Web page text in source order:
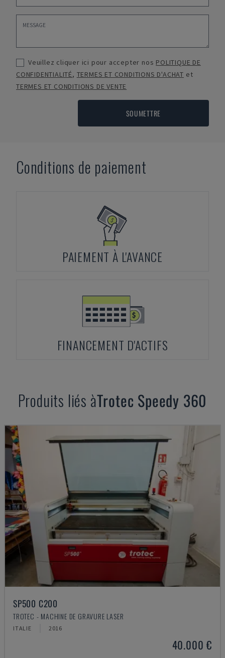
Veuillez cliquer ici pour accepter nos POLITIQUE DE
CONFIDENTIALITÉ, TERMES ET CONDITIONS D'ACHAT et
TERMES ET CONDITIONS DE VENTE
SOUMETTRE
Conditions de paiement
PAIEMENT À L'AVANCE
FINANCEMENT D'ACTIFS
Produits liés àTrotec Speedy 360
SP500 C200
TROTEC - MACHINE DE GRAVURE LASER
ITALIE 2016
40.000 €